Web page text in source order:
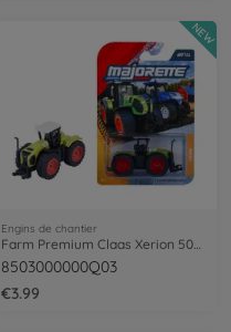
Engins de chantier
Farm Premium Claas Xerion 5000, green
8503000000Q03
€3.99
NEW